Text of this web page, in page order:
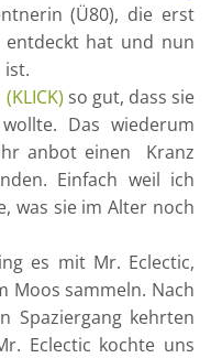
(Ü80), die erst
hat und nun
ist.
so gut, dass sie
Das wiederum
anbot einen Kranz
Einfach weil ich
was sie im Alter noch
es mit Mr. Eclectic,
Moos sammeln. Nach
Spaziergang kehrten
Eclectic kochte uns